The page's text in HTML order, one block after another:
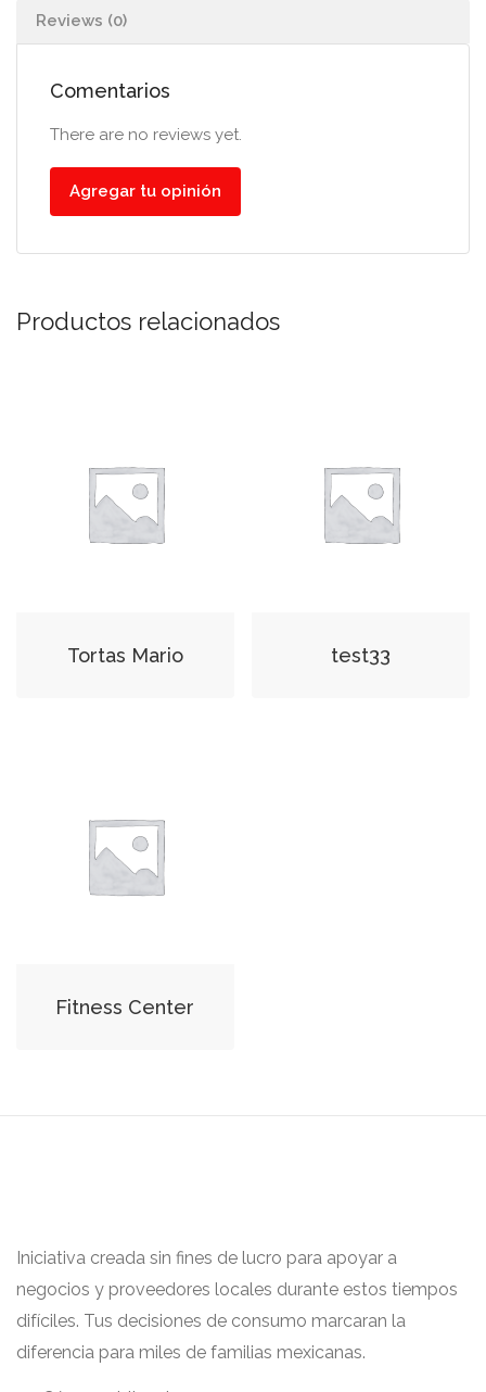
Reviews (0)
Comentarios
There are no reviews yet.
Agregar tu opinión
Productos relacionados
Tortas Mario test33
Fitness Center
Iniciativa creada sin fines de lucro para apoyar a
negocios y proveedores locales durante estos tiempos
difíciles. Tus decisiones de consumo marcaran la
diferencia para miles de familias mexicanas.